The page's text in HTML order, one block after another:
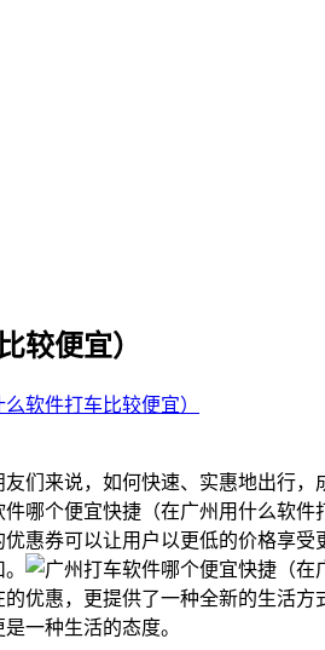
较便宜）
软件打车比较便宜）
们来说，如何快速、实惠地出行
优惠券可以让用户以更低的价格享
优惠，更提供了一种全新的生活
一种生活的态度。